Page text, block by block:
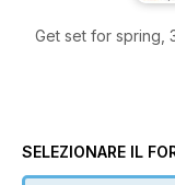
Get set for spring,
SELEZIONARE IL